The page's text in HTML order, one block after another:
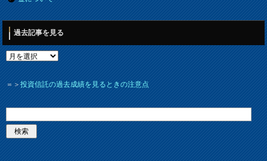
過去記事を見る
＝＞投資信託の過去成績を見るときの注意点